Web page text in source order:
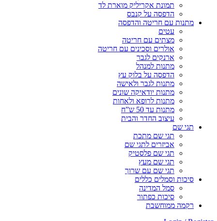
תמונת אקריליק מוארת לד
הדפסה על קנבס
מתנות עם חריטה והדפסה
עטים
מצתים עם חריטה
אולרים וסכינים עם חריטה
ארנקים לגבר
מתנות למנהל
הדפסה על בלוק עץ
מתנות לגבר ולאישה
מתנות יודאיקה שונים
מתנות לרופא ולאחות
מתנות עד 50 ש”ח
עיצוב החדר והבית
תגי שם
תגי שם מתכת
אביזרים לתגי שם
תגי שם פלסטיק
תגי שם מעץ
תגי שם עם שרוך
סיכות וסמלים כללים
סמל המדינה
סיכות כפתור
רקמה ממוחשבת